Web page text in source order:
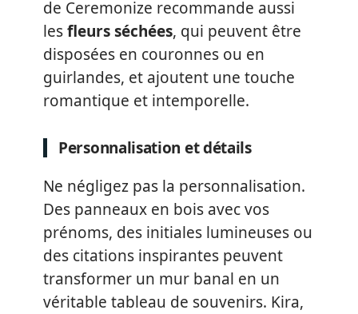
de Ceremonize recommande aussi
lesfleurs séchées, qui peuvent être
disposées en couronnes ou en
guirlandes, et ajoutent une touche
romantique et intemporelle.
Personnalisation et détails
Ne négligez pas la personnalisation.
Des panneaux en bois avec vos
prénoms, des initiales lumineuses ou
des citations inspirantes peuvent
transformer un mur banal en un
véritable tableau de souvenirs. Kira,